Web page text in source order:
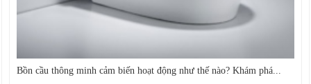
Bồn cầu thông minh cảm biến hoạt động như thế nào? Khám phá...